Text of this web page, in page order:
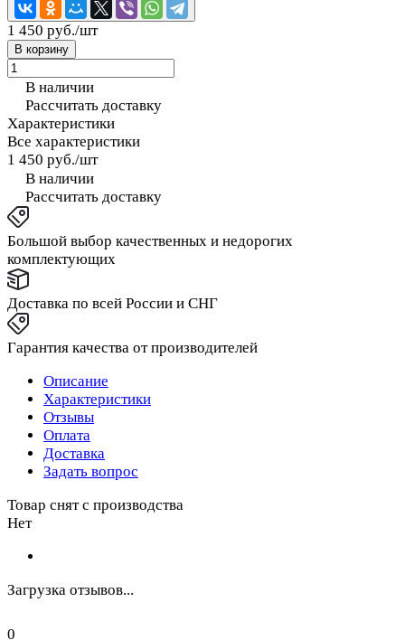
1 450 руб./шт
В корзину
В наличии
Рассчитать доставку
Характеристики
Все характеристики
1 450 руб./шт
В наличии
Рассчитать доставку
Большой выбор качественных и недорогих
комплектующих
Доставка по всей России и СНГ
Гарантия качества от производителей
Описание
Характеристики
Отзывы
Оплата
Доставка
Задать вопрос
Товар снят с производства
Нет
Загрузка отзывов...
0